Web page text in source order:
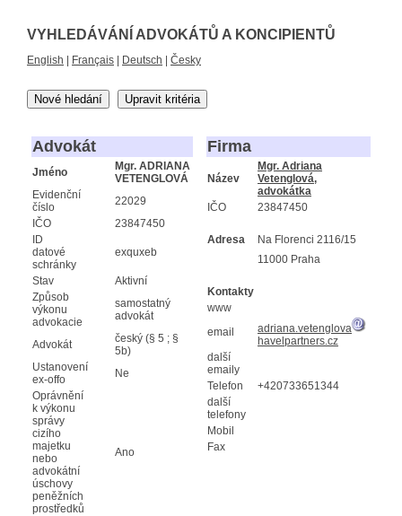
VYHLEDÁVÁNÍ ADVOKÁTŮ A KONCIPIENTŮ
English Français Deutsch Česky
Nové hledání Upravit kritéria
Advokát
Jméno
Mgr. ADRIANA
VETENGLOVÁ
Evidenční
číslo
22029
IČO
23847450
ID
datové
schránky
exquxeb
Stav
Aktivní
Způsob
výkonu
advokacie
samostatný
advokát
Advokát
český (§ 5 ; §
5b)
Ustanovení
ex-offo
Ne
Oprávnění
k výkonu
správy
cizího
majetku
nebo
advokátní
úschovy
peněžních
prostředků
Ano
Firma
Název
Mgr. Adriana
Vetenglová,
advokátka
IČO
23847450
Adresa
Na Florenci 2116/15
11000 Praha
Kontakty
www
email
adriana.vetenglova
havelpartners.cz
další
emaily
Telefon
+420733651344
další
telefony
Mobil
Fax